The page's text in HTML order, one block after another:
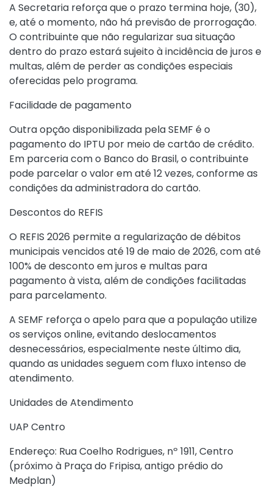
A Secretaria reforça que o prazo termina hoje, (30),
e, até o momento, não há previsão de prorrogação.
O contribuinte que não regularizar sua situação
dentro do prazo estará sujeito à incidência de juros e
multas, além de perder as condições especiais
oferecidas pelo programa.
Facilidade de pagamento
Outra opção disponibilizada pela SEMF é o
pagamento do IPTU por meio de cartão de crédito.
Em parceria com o Banco do Brasil, o contribuinte
pode parcelar o valor em até 12 vezes, conforme as
condições da administradora do cartão.
Descontos do REFIS
O REFIS 2026 permite a regularização de débitos
municipais vencidos até 19 de maio de 2026, com até
100% de desconto em juros e multas para
pagamento à vista, além de condições facilitadas
para parcelamento.
A SEMF reforça o apelo para que a população utilize
os serviços online, evitando deslocamentos
desnecessários, especialmente neste último dia,
quando as unidades seguem com fluxo intenso de
atendimento.
Unidades de Atendimento
UAP Centro
Endereço: Rua Coelho Rodrigues, nº 1911, Centro
(próximo à Praça do Fripisa, antigo prédio do
Medplan)